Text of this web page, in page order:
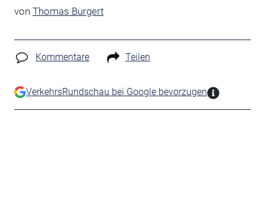
von Thomas Burgert
Kommentare Teilen
VerkehrsRundschau bei Google bevorzugen